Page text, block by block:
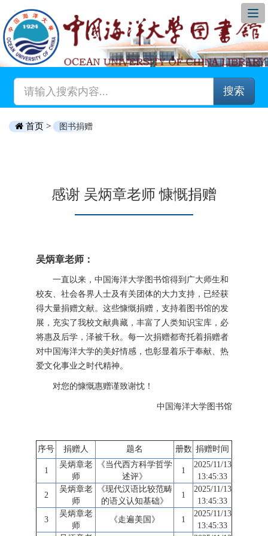
搜索
首页 > 图书捐赠
感谢 吴炳章老师 慷慨捐赠
吴炳章老师：
一直以来，中国海洋大学图书馆得到广大师生和
校友、社会各界人士及有关团体的大力支持，已经获
得大量捐赠文献。这些慷慨捐赠，支持着图书馆的发
展，充实了我校文献典藏，丰富了人类知识宝库，必
将惠及后学，泽被千秋。每一次捐赠都寄托着捐赠者
对中国海洋大学的美好情感，也彰显着乐于奉献、热
爱文化事业之时代精神。
对您的慷慨惠赠谨致谢忱！
中国海洋大学图书馆
序号 捐赠人 题名 册数 捐赠时间
1
吴炳章老
师
《当代西方科学哲学
述评》
1
2025/11/13
13:45:33
2
吴炳章老
师
《现代汉语比较范畴
的语义认知基础》
1
2025/11/13
13:45:33
3
吴炳章老
师
《走遍美国》 1
2025/11/13
13:45:33